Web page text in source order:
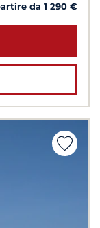
da 1 290 €